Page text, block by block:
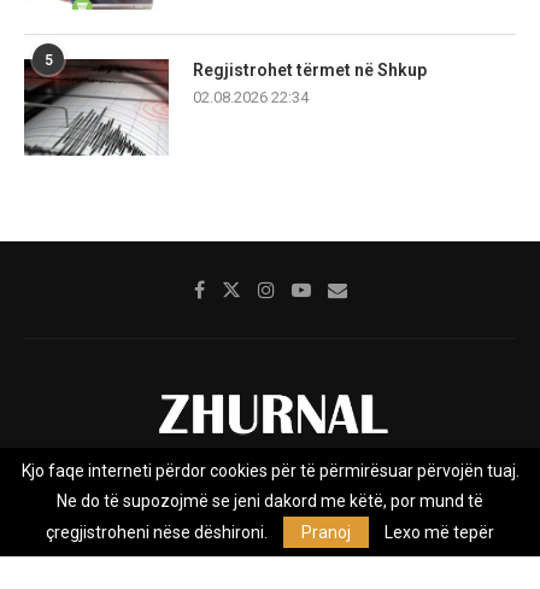
5
Regjistrohet tërmet në Shkup
02.08.2026 22:34
Rreth nesh Impresumi Marketing
Privacy Policy
Zhurnal.mk është Agjenci e Lajmeve e pavarur, e themeluar në vitin
Kjo faqe interneti përdor cookies për të përmirësuar përvojën tuaj.
Ne do të supozojmë se jeni dakord me këtë, por mund të
çregjistroheni nëse dëshironi.
Pranoj Lexo më tepër